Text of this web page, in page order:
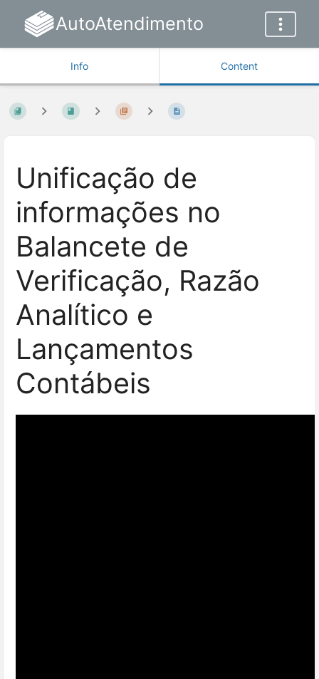
AutoAtendimento
Info Content
Unificação de
informações no
Balancete de
Verificação, Razão
Analítico e
Lançamentos
Contábeis